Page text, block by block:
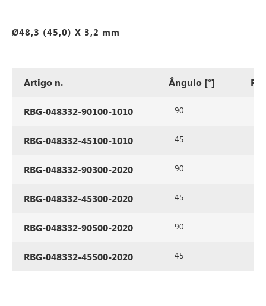
Ø48,3 (45,0) X 3,2 mm
Artigo n. Ângulo [°]
RBG-048332-90100-1010 90
RBG-048332-45100-1010 45
RBG-048332-90300-2020 90
RBG-048332-45300-2020 45
RBG-048332-90500-2020 90
RBG-048332-45500-2020 45